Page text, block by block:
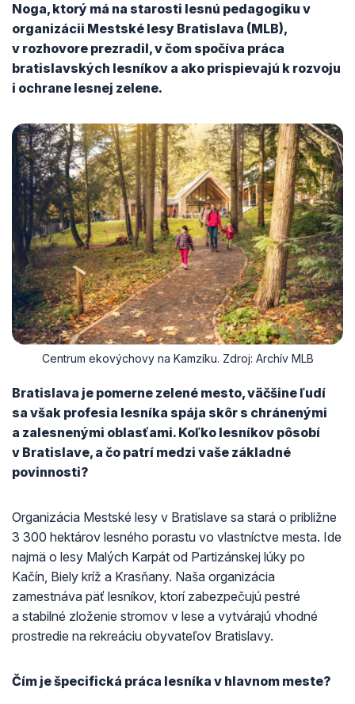
Noga, ktorý má na starosti lesnú pedagogiku v
organizácii Mestské lesy Bratislava (MLB),
v rozhovore prezradil, v čom spočíva práca
bratislavských lesníkov a ako prispievajú k rozvoju
i ochrane lesnej zelene.
Centrum ekovýchovy na Kamzíku. Zdroj: Archív MLB
Bratislava je pomerne zelené mesto, väčšine ľudí
sa však profesia lesníka spája skôr s chránenými
a zalesnenými oblasťami. Koľko lesníkov pôsobí
v Bratislave, a čo patrí medzi vaše základné
povinnosti?
Organizácia Mestské lesy v Bratislave sa stará o približne
3 300 hektárov lesného porastu vo vlastníctve mesta. Ide
najmä o lesy Malých Karpát od Partizánskej lúky po
Kačín, Biely kríž a Krasňany. Naša organizácia
zamestnáva päť lesníkov, ktorí zabezpečujú pestré
a stabilné zloženie stromov v lese a vytvárajú vhodné
prostredie na rekreáciu obyvateľov Bratislavy.
Čím je špecifická práca lesníka v hlavnom meste?